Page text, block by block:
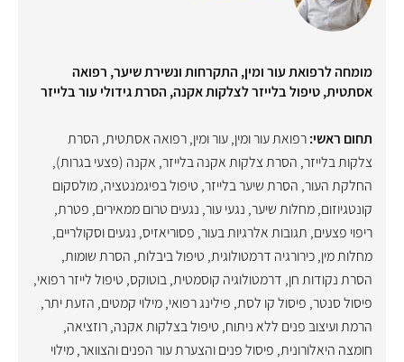
מומחה לרפואת עור ומין, התקרחות ונשירת שיער, רפואה
אסתטית, טיפול בלייזר לצלקות אקנה, הסרת גידולי עור בלייזר
תחום ראשי:רפואת עור ומין,עור ומין,רפואה אסתטית, הסרת
צלקות בלייזר, הסרת צלקות אקנה בלייזר, אקנה (פצעי בגרות),
החלקת העור, הסרת שיער בלייזר, טיפול בפיגמנטציה,מולסקום
קונטגיוזום,מחלות שיער, נגעי עור, נגעים טרום ממאירים, פטרת,
ריפוי פצעים, תגובות אלרגיות בעור, פסוריאזיס, נגעים וסקולריים,
מחלות מין,כירורגיה דרמטולוגית, טיפול ביבלות, הסרת שומות,
הסרת נקודות חן, דרמטולוגיה קוסמטית,בוטוקס, טיפול לייזר רפואי,
פיסול סנטר, פיסול קו לסת, פילינג רפואי,מילוי קמטים, הזעת יתר,
הרמת ועיצוב פנים ללא ניתוח, טיפול בצלקות אקנה,רוזציאה,
חומצה היאלורונית, פיסול פנים והצערת עור הפנים והצוואר,מילוי